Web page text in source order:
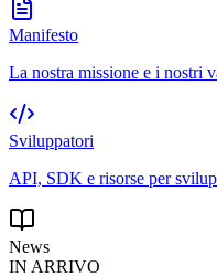
Manifesto
La nostra missione e i nostri
Sviluppatori
API, SDK e risorse per
News
IN ARRIVO